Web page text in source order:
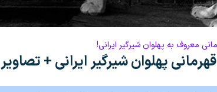
معروف به پهلوان شیرگیر ایرانی!
پهلوان شیرگیر ایرانی + تصاویر